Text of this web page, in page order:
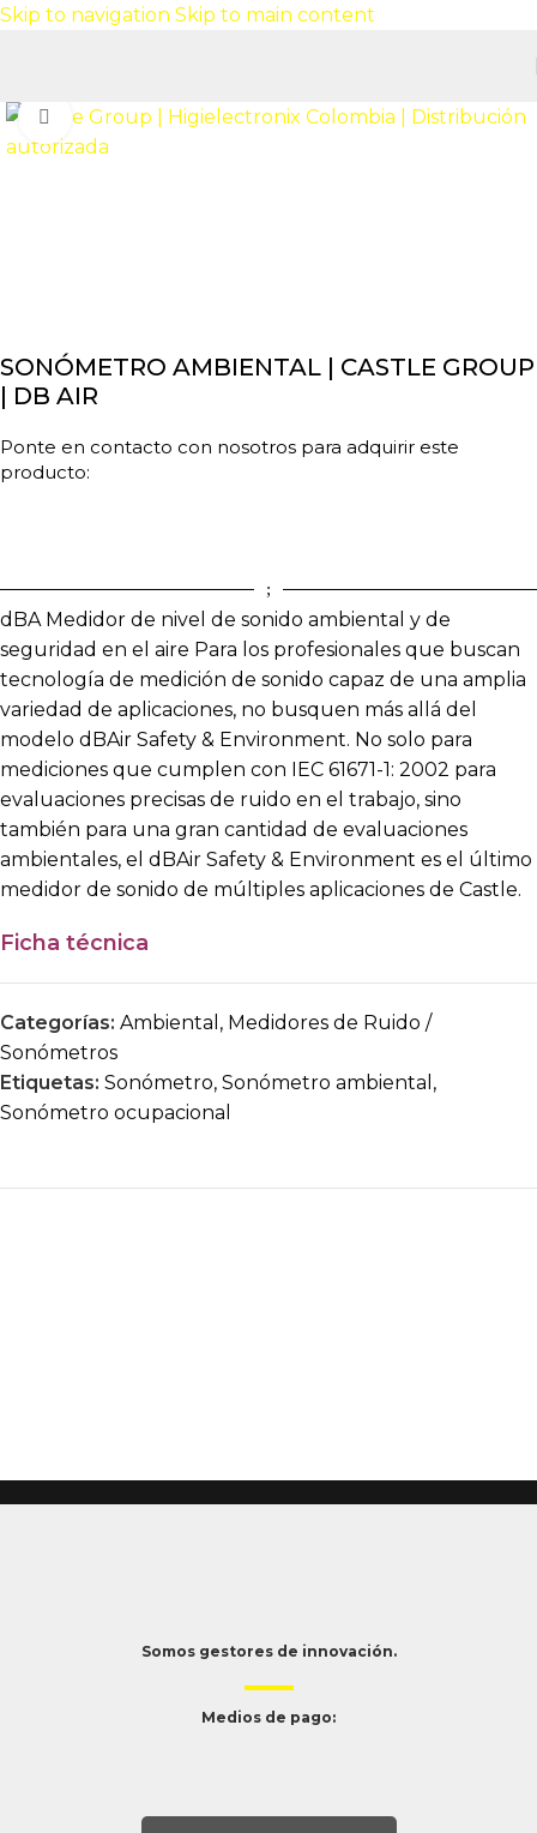
Skip to navigation Skip to main content
Click to enlarge
SONÓMETRO AMBIENTAL | CASTLE GROUP
| DB AIR
Ponte en contacto con nosotros para adquirir este
producto:
dBA Medidor de nivel de sonido ambiental y de
seguridad en el aire Para los profesionales que buscan
tecnología de medición de sonido capaz de una amplia
variedad de aplicaciones, no busquen más allá del
modelo dBAir Safety & Environment. No solo para
mediciones que cumplen con IEC 61671-1: 2002 para
evaluaciones precisas de ruido en el trabajo, sino
también para una gran cantidad de evaluaciones
ambientales, el dBAir Safety & Environment es el último
medidor de sonido de múltiples aplicaciones de Castle.
Ficha técnica
Categorías: Ambiental , Medidores de Ruido /
Sonómetros
Etiquetas: Sonómetro, Sonómetro ambiental ,
Sonómetro ocupacional
Somos gestores de innovación.
Medios de pago: